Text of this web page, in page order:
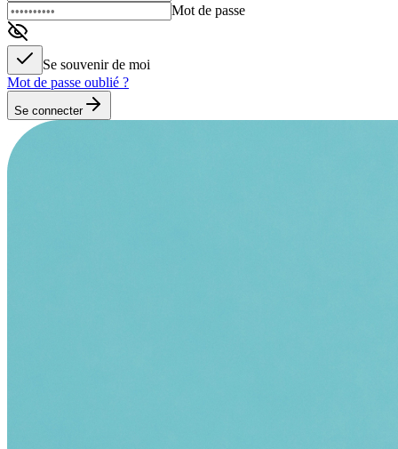
Mot de passe
Se souvenir de moi
Mot de passe oublié ?
Se connecter